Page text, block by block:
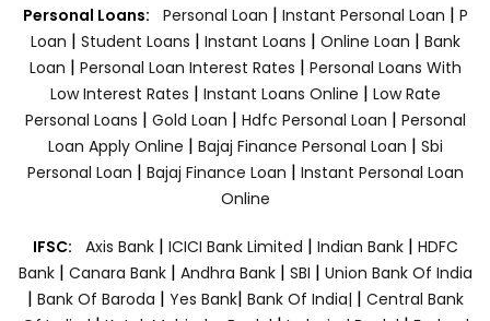
Personal Loans: Personal Loan | Instant Personal Loan | P
Loan | Student Loans | Instant Loans | Online Loan | Bank
Loan | Personal Loan Interest Rates | Personal Loans With
Low Interest Rates | Instant Loans Online | Low Rate
Personal Loans | Gold Loan | Hdfc Personal Loan | Personal
Loan Apply Online | Bajaj Finance Personal Loan | Sbi
Personal Loan | Bajaj Finance Loan | Instant Personal Loan
Online
IFSC: Axis Bank | ICICI Bank Limited | Indian Bank | HDFC
Bank| Canara Bank | Andhra Bank| SBI | Union Bank Of India
| Bank Of Baroda | Yes Bank| Bank Of India| | Central Bank